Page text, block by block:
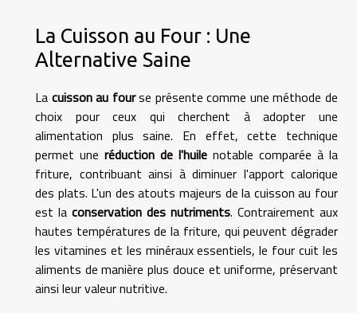
La Cuisson au Four : Une
Alternative Saine
La cuisson au fourse présente comme une méthode de
choix pour ceux qui cherchent à adopter une
alimentation plus saine. En effet, cette technique
permet une réduction de l'huile notable comparée à la
friture, contribuant ainsi à diminuer l'apport calorique
des plats. L'un des atouts majeurs de la cuisson au four
est la conservation des nutriments. Contrairement aux
hautes températures de la friture, qui peuvent dégrader
les vitamines et les minéraux essentiels, le four cuit les
aliments de manière plus douce et uniforme, préservant
ainsi leur valeur nutritive.